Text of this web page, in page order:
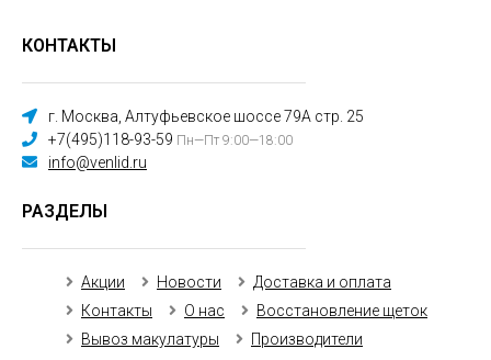
КОНТАКТЫ
г. Москва, Алтуфьевское шоссе 79А стр. 25
+7(495)118-93-59 Пн—Пт 9:00—18:00
info@venlid.ru
РАЗДЕЛЫ
Акции Новости
Доставка и оплата
Контакты
О нас
Восстановление щеток
Вывоз макулатуры
Производители